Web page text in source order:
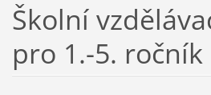
Školní
pro 1.-5. ročník